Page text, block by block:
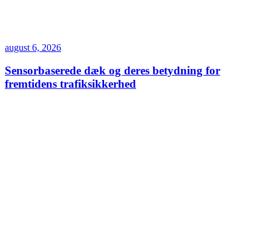
august 6, 2026
Sensorbaserede dæk og deres betydning for
fremtidens trafiksikkerhed